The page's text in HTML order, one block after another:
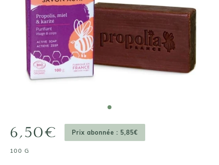
6,50€ Prix abonnée : 5,85€
100 G